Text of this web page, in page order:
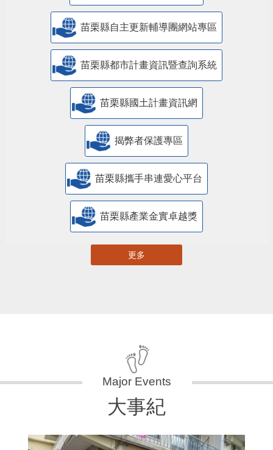
苗栗縣自主更新輔導團網站專區
苗栗縣都市計畫資訊暨查詢系統
苗栗縣國土計畫資訊網
揭弊者保護專區
苗栗縣攜手串連愛心平台
苗栗縣產業金實卓越獎
更多
大事紀